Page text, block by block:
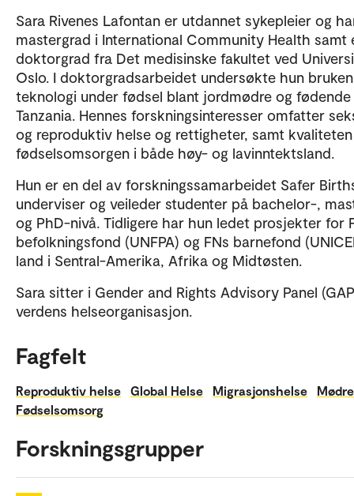
Sara Rivenes Lafontan er utdannet sykepleier og
mastergrad i International Community Health samt
doktorgrad fra Det medisinske fakultet ved
Oslo. I doktorgradsarbeidet undersøkte hun
teknologi under fødsel blant jordmødre og fødende
Tanzania. Hennes forskningsinteresser omfatter
og reproduktiv helse og rettigheter, samt
fødselsomsorgen i både høy- og lavinntektsland.
Hun er en del av forskningssamarbeidet Safer
underviser og veileder studenter på bachelor-,
og PhD-nivå. Tidligere har hun ledet prosjekter for
befolkningsfond (UNFPA) og FNs barnefond
land i Sentral-Amerika, Afrika og Midtøsten.
Sara sitter i Gender and Rights Advisory Panel
verdens helseorganisasjon.
Fagfelt
Reproduktiv helse Global Helse Migrasjonshelse
Fødselsomsorg
Forskningsgrupper